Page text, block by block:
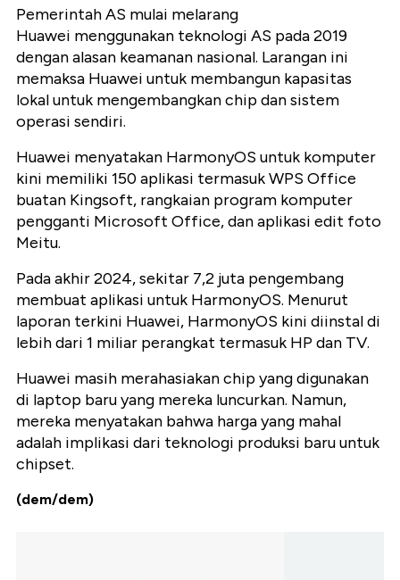
Pemerintah AS mulai melarang
Huawei menggunakan teknologi AS pada 2019
dengan alasan keamanan nasional. Larangan ini
memaksa Huawei untuk membangun kapasitas
lokal untuk mengembangkan chip dan sistem
operasi sendiri.
Huawei menyatakan HarmonyOS untuk komputer
kini memiliki 150 aplikasi termasuk WPS Office
buatan Kingsoft, rangkaian program komputer
pengganti Microsoft Office, dan aplikasi edit foto
Meitu.
Pada akhir 2024, sekitar 7,2 juta pengembang
membuat aplikasi untuk HarmonyOS. Menurut
laporan terkini Huawei, HarmonyOS kini diinstal di
lebih dari 1 miliar perangkat termasuk HP dan TV.
Huawei masih merahasiakan chip yang digunakan
di laptop baru yang mereka luncurkan. Namun,
mereka menyatakan bahwa harga yang mahal
adalah implikasi dari teknologi produksi baru untuk
chipset.
(dem/dem)